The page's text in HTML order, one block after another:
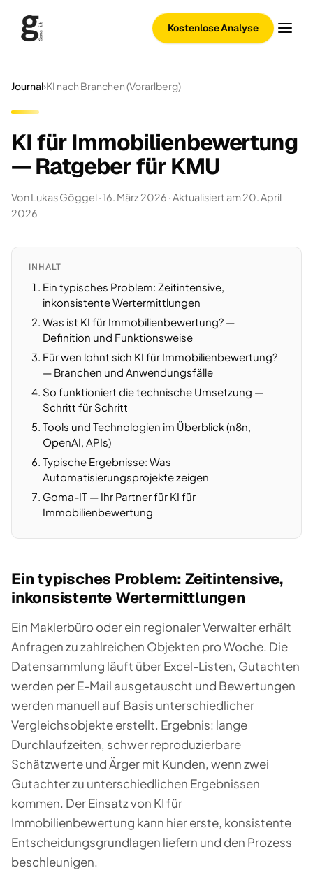
Kostenlose Analyse
Journal›KI nach Branchen (Vorarlberg)
KI für Immobilienbewertung
— Ratgeber für KMU
Von Lukas Göggel · 16. März 2026 · Aktualisiert am 20. April
2026
INHALT
Ein typisches Problem: Zeitintensive,
inkonsistente Wertermittlungen
Was ist KI für Immobilienbewertung? —
Definition und Funktionsweise
Für wen lohnt sich KI für Immobilienbewertung?
— Branchen und Anwendungsfälle
So funktioniert die technische Umsetzung —
Schritt für Schritt
Tools und Technologien im Überblick (n8n,
OpenAI, APIs)
Typische Ergebnisse: Was
Automatisierungsprojekte zeigen
Goma-IT — Ihr Partner für KI für
Immobilienbewertung
Ein typisches Problem: Zeitintensive,
inkonsistente Wertermittlungen
Ein Maklerbüro oder ein regionaler Verwalter erhält
Anfragen zu zahlreichen Objekten pro Woche. Die
Datensammlung läuft über Excel-Listen, Gutachten
werden per E-Mail ausgetauscht und Bewertungen
werden manuell auf Basis unterschiedlicher
Vergleichsobjekte erstellt. Ergebnis: lange
Durchlaufzeiten, schwer reproduzierbare
Schätzwerte und Ärger mit Kunden, wenn zwei
Gutachter zu unterschiedlichen Ergebnissen
kommen. Der Einsatz von KI für
Immobilienbewertung kann hier erste, konsistente
Entscheidungsgrundlagen liefern und den Prozess
beschleunigen.